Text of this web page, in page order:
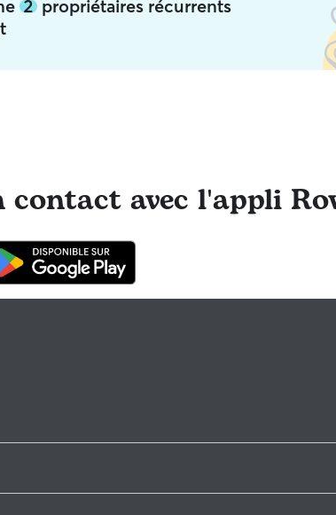
2propriétaires récurrents
contact avec l'appli